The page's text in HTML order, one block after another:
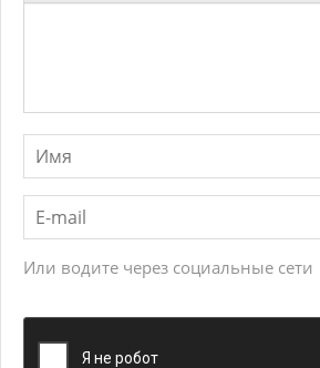
Или водите через социальные сети